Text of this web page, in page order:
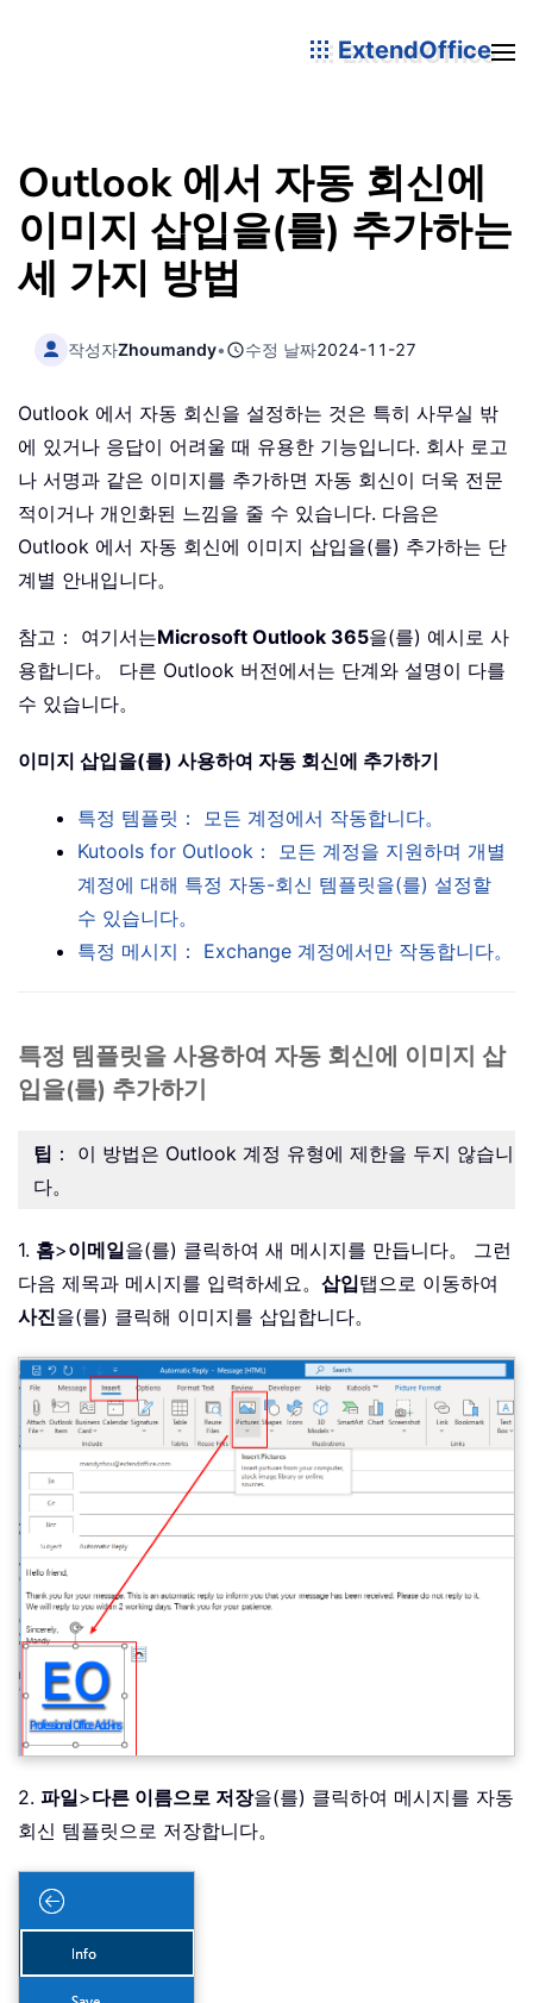
ExtendOffice
Outlook 에서 자동 회신에
이미지 삽입을(를) 추가하는
세 가지 방법
작성자Zhoumandy• 수정 날짜2024-11-27
Outlook 에서 자동 회신을 설정하는 것은 특히 사무실 밖
에 있거나 응답이 어려울 때 유용한 기능입니다. 회사 로고
나 서명과 같은 이미지를 추가하면 자동 회신이 더욱 전문
적이거나 개인화된 느낌을 줄 수 있습니다. 다음은
Outlook 에서 자동 회신에 이미지 삽입을(를) 추가하는 단
계별 안내입니다。
참고： 여기서는Microsoft Outlook 365을(를) 예시로 사
용합니다。 다른 Outlook 버전에서는 단계와 설명이 다를
수 있습니다。
이미지 삽입을(를) 사용하여 자동 회신에 추가하기
특정 템플릿： 모든 계정에서 작동합니다。
Kutools for Outlook： 모든 계정을 지원하며 개별
계정에 대해 특정 자동-회신 템플릿을(를) 설정할
수 있습니다。
특정 메시지： Exchange 계정에서만 작동합니다。
특정 템플릿을 사용하여 자동 회신에 이미지 삽
입을(를) 추가하기
팁 ： 이 방법은 Outlook 계정 유형에 제한을 두지 않습니
다。
1. 홈>이메일을(를) 클릭하여 새 메시지를 만듭니다。 그런
다음 제목과 메시지를 입력하세요。 삽입탭으로 이동하여
사진을(를) 클릭해 이미지를 삽입합니다。
2. 파일>다른 이름으로 저장을(를) 클릭하여 메시지를 자동
회신 템플릿으로 저장합니다。